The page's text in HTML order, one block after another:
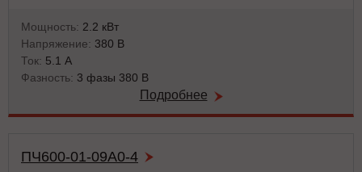
Мощность: 2.2 кВт
Напряжение: 380 В
Ток: 5.1 А
Фазность: 3 фазы 380 В
Подробнее
ПЧ600-01-09А0-4